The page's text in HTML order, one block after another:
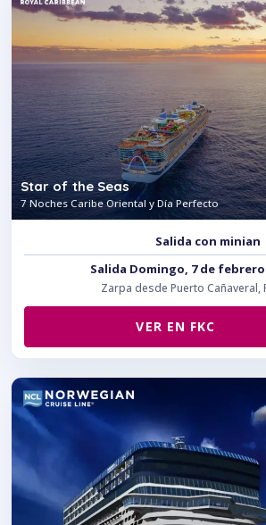
Star of the Seas
7 Noches Caribe Oriental y Día Perfecto
Salida con minian
Salida Domingo, 7 de febrero
Zarpa desde Puerto Cañaveral,
VER EN FKC